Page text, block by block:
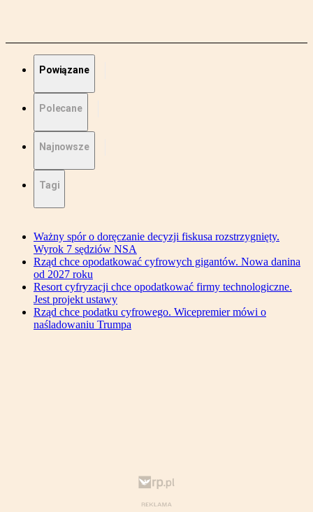
Powiązane
Polecane
Najnowsze
Tagi
Ważny spór o doręczanie decyzji fiskusa rozstrzygnięty.
Wyrok 7 sędziów NSA
Rząd chce opodatkować cyfrowych gigantów. Nowa danina
od 2027 roku
Resort cyfryzacji chce opodatkować firmy technologiczne.
Jest projekt ustawy
Rząd chce podatku cyfrowego. Wicepremier mówi o
naśladowaniu Trumpa